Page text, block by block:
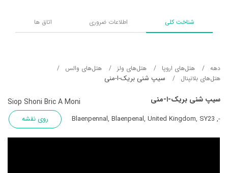
شناخت کلی اطلاعات ضروری اتاق ها
دهه هتل‌های اروپا هتل‌های ولز
هتل‌های والس
هتل‌های بلانپنال
سیپ شنی بریک-ا-منی
سیپ شنی بریک-ا-منی Siop Shoni Bric A Moni
-, Blaenpennal, Blaenpenal, United Kingdom, SY23 روی نقشه